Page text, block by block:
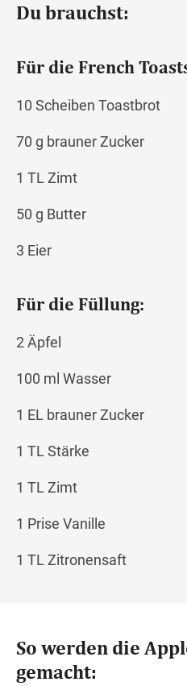
Du brauchst:
Für die French
10 Scheiben Toastbrot
70 g brauner Zucker
1 TL Zimt
50 g Butter
3 Eier
Für die Füllung:
2 Äpfel
100 ml Wasser
1 EL brauner Zucker
1 TL Stärke
1 TL Zimt
1 Prise Vanille
1 TL Zitronensaft
So werden die
gemacht: